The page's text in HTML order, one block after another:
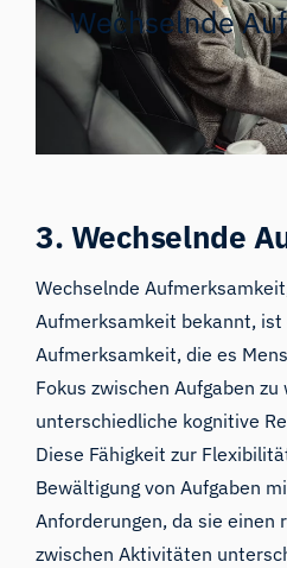
Wechselnde
3. Wechselnde
Wechselnde
Aufmerksamkeit bekannt, ist
Aufmerksamkeit, die es
Fokus zwischen Aufgaben zu
unterschiedliche kognitive
Diese Fähigkeit zur
Bewältigung von Aufgaben
Anforderungen, da sie einen
zwischen Aktivitäten